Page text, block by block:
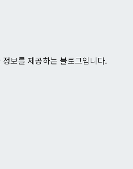
보를 제공하는 블로그입니다.